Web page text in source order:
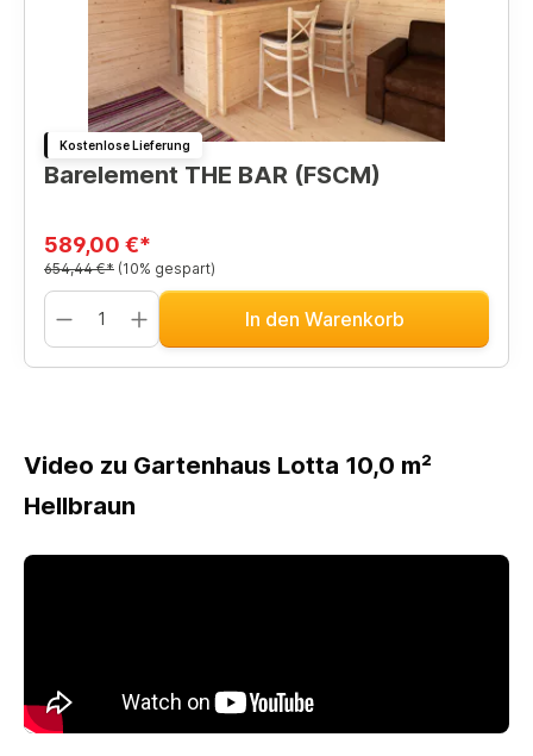
Kostenlose Lieferung
Barelement THE BAR (FSCM)
589,00 €*
654,44 €* (10% gespart)
In den Warenkorb
Video zu Gartenhaus Lotta 10,0 m²
Hellbraun